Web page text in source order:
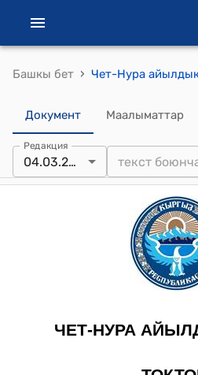
Башкы бет ›
Документ Маалыматтар
Редакция
04.03.2015